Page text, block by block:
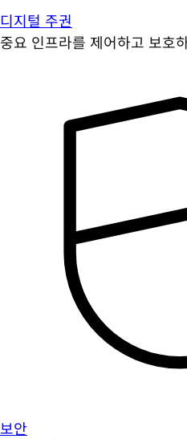
디지털 주권
중요 인프라를 제어하고 보호
보안